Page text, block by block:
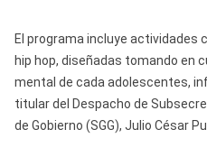
El programa incluye actividades
hip hop, diseñadas tomando en
mental de cada adolescentes,
titular del Despacho de
de Gobierno (SGG), Julio César